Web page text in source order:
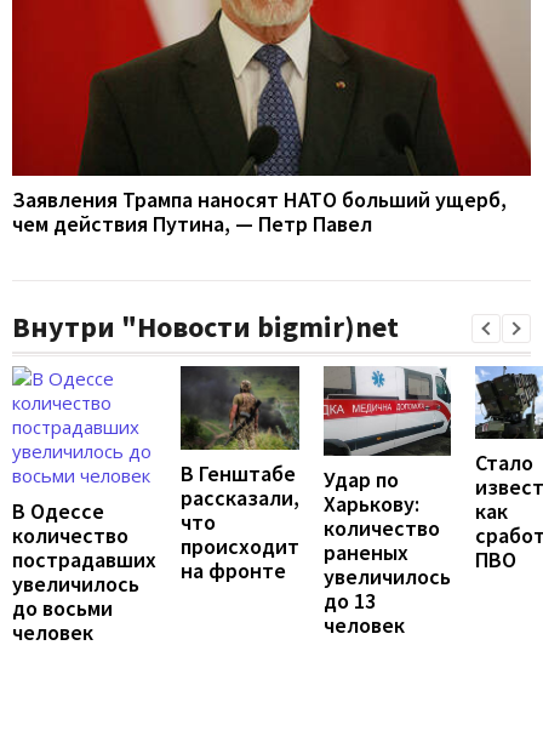
Заявления Трампа наносят НАТО больший ущерб,
чем действия Путина, — Петр Павел
Внутри "Новости bigmir)net
В Одессе
количество
пострадавших
увеличилось
до восьми
человек
В Генштабе
рассказали,
что
происходит
на фронте
Удар по
Харькову:
количество
раненых
увеличилось
до 13
человек
Стало
как
ПВО